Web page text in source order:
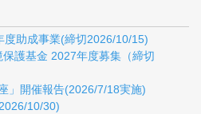
度助成事業(締切2026/10/15)
護基金 2027年度募集（締切
」開催報告(2026/7/18実施)
10/30)